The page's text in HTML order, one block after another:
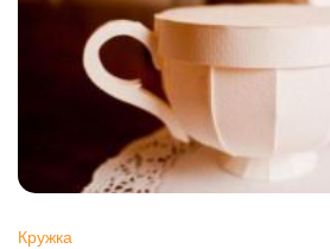
Кружка